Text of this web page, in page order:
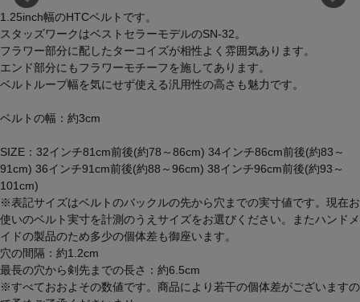
1.25inch幅のHTCベルトです。
スタッズワークはベストセラーモデルのSN-32。
フラワー部分に配したターコイズが相性よく雰囲気あります。
エンド部分にもフラワーモチーフを施してあります。
ベルトループ幅を気にせず使える汎用性の高さも魅力です。
ベルトの幅：約3cm
SIZE：32インチ81cm前後(約78～86cm) 34インチ86cm前後(約83～
91cm) 36インチ91cm前後(約88～96cm) 38インチ96cm前後(約93～
101cm)
※表記サイズはベルトのバックルの先から穴までの実寸値です。現在お
使いのベルト実寸を計測のうえサイズをお選びください。またハンドメ
イドの製品のため多少の個体差も御座います。
穴の間隔：約1.2cm
最長の穴から剣先までの長さ：約6.5cm
※すべておおよその数値です。商品により若干の個体差がございますの